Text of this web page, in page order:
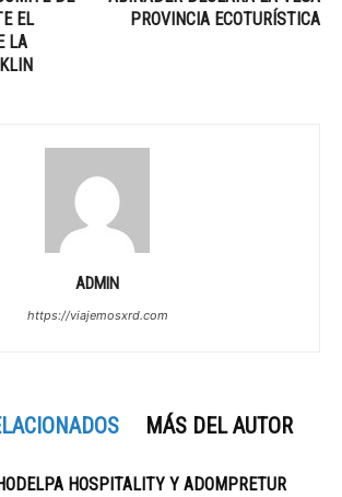
EL
LA
PROVINCIA ECOTURÍSTICA
ADMIN
https://viajemosxrd.com
MÁS DEL AUTOR
HOSPITALITY Y ADOMPRETUR